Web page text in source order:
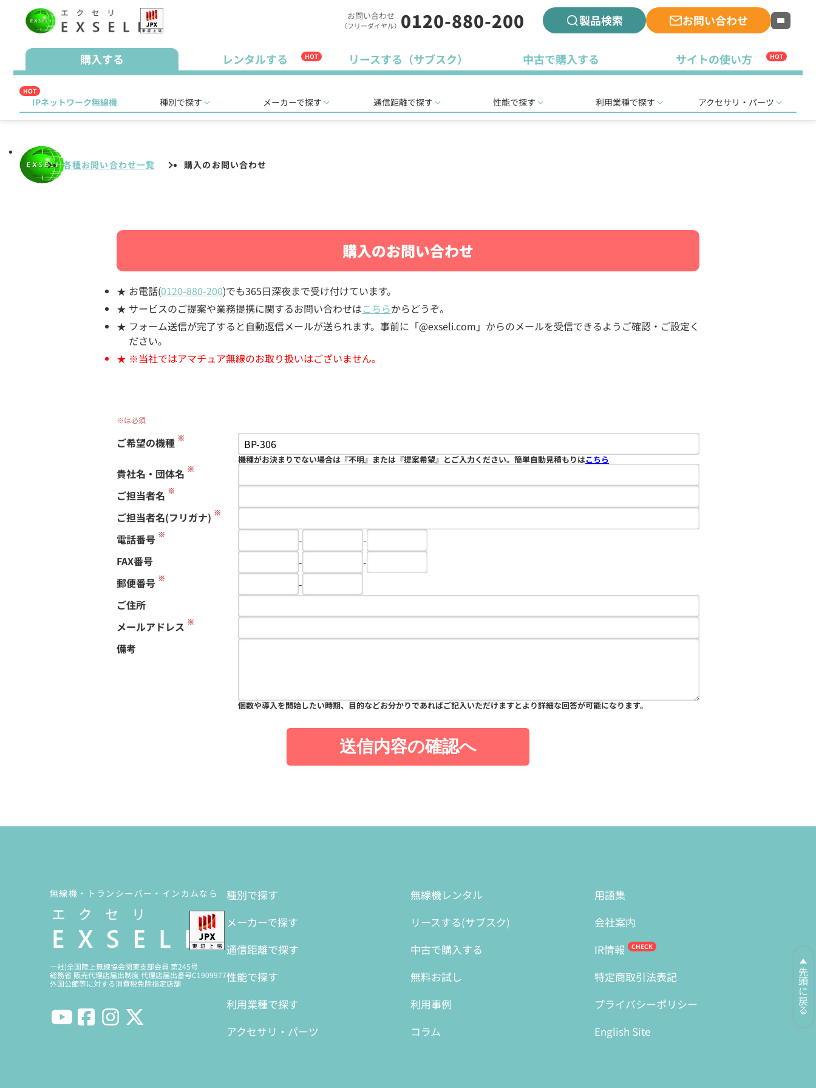
お問い合わせ
（フリーダイヤル） 0120-880-200 製品検索 お問い合わせ
購入する レンタルする HOT リースする（サブスク） 中古で購入する サイトの使い方 HOT
HOT
IPネットワーク無線機 種別で探す メーカーで探す 通信距離で探す 性能で探す 利用業種で探す アクセサリ・パーツ
各種お問い合わせ一覧 購入のお問い合わせ
購入のお問い合わせ
お電話(0120-880-200)でも365日深夜まで受け付けています。
サービスのご提案や業務提携に関するお問い合わせはこちらからどうぞ。
フォーム送信が完了すると自動返信メールが送られます。事前に「@exseli.com」からのメールを受信できるようご確認・ご設定く
ださい。
※当社ではアマチュア無線のお取り扱いはございません。
※は必須
ご希望の機種 ※
機種がお決まりでない場合は『不明』または『提案希望』とご入力ください。簡単自動見積もりはこちら
貴社名・団体名 ※
ご担当者名 ※
ご担当者名(フリガナ) ※
電話番号 ※ -
-
FAX番号
-
-
郵便番号 ※
-
ご住所
メールアドレス ※
備考
個数や導入を開始したい時期、目的などお分かりであればご記入いただけますとより詳細な回答が可能になります。
送信内容の確認へ
先頭に戻る
無線機・トランシーバー・インカムなら
一社)全国陸上無線協会関東支部会員 第245号
総務省 販売代理店届出制度 代理店届出番号C1909977
外国公館等に対する消費税免除指定店舗
種別で探す
メーカーで探す
通信距離で探す
性能で探す
利用業種で探す
アクセサリ・パーツ
無線機レンタル
リースする(サブスク)
中古で購入する
無料お試し
利用事例
コラム
用語集
会社案内
IR情報
特定商取引法表記
プライバシーポリシー
English Site